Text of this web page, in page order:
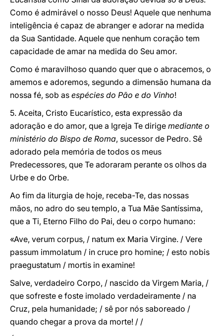
Como é admirável o nosso Deus! Aquele que nenhuma
inteligência é capaz de abranger e adorar na medida
da Sua Santidade. Aquele que nenhum coração tem
capacidade de amar na medida do Seu amor.
Como é maravilhoso quando quer que o abracemos, o
amemos e adoremos, segundo a dimensão humana da
nossa fé, sob as espécies do Pão e do Vinho!
5. Aceita, Cristo Eucarístico, esta expressão da
adoração e do amor, que a Igreja Te dirige mediante o
ministério do Bispo de Roma, sucessor de Pedro. Sê
adorado pela memória de todos os meus
Predecessores, que Te adoraram perante os olhos da
Urbe e do Orbe.
Ao fim da liturgia de hoje, receba-Te, das nossas
mãos, no adro do seu templo, a Tua Mãe Santíssima,
que a Ti, Eterno Filho do Pai, deu o corpo humano:
«Ave, verum corpus, / natum ex Maria Virgine. / Vere
passum immolatum / in cruce pro homine; / esto nobis
praegustatum / mortis in examine!
Salve, verdadeiro Corpo, / nascido da Virgem Maria, /
que sofreste e foste imolado verdadeiramente / na
Cruz, pela humanidade; / sê por nós saboreado /
quando chegar a prova da morte! / /